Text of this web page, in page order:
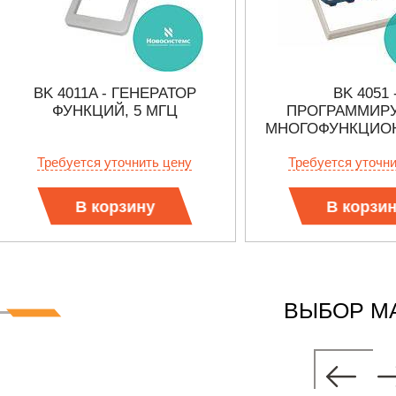
BK 4011A - ГЕНЕРАТОР
ФУНКЦИЙ, 5 МГЦ
Требуется уточнить цену
В корзину
BK 4051
Требуется
В
ВЫБОР